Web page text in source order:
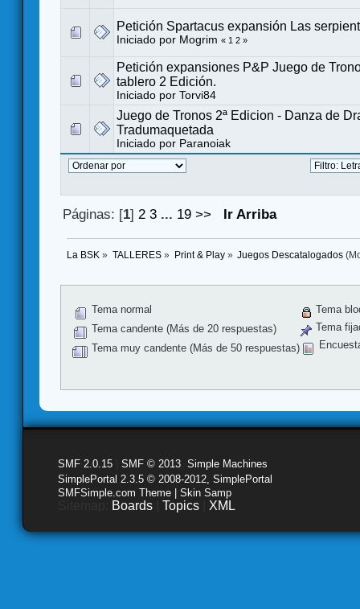
Petición Spartacus expansión Las
Iniciado por Mogrim « 1 2 »
Petición expansiones P&P Juego de
tablero 2 Edición.
Iniciado por Torvi84
Juego de Tronos 2ª Edicion - Danza de
Tradumaquetada
Iniciado por Paranoiak
Páginas: [1] 2 3 ... 19 >> Ir Arriba
La BSK » TALLERES» Print & Play» Juegos Descatalogados
Tema normal
Tema candente (Más de 20 respuestas)
Tema muy candente (Más de 50 respuestas)
Tema
Tema
SMF 2.0.15 SMF © 2013 Simple Machines
SimplePortal 2.3.5 © 2008-2012, SimplePortal
SMFSimple.com Theme | Skin Samp
Boards Topics XML